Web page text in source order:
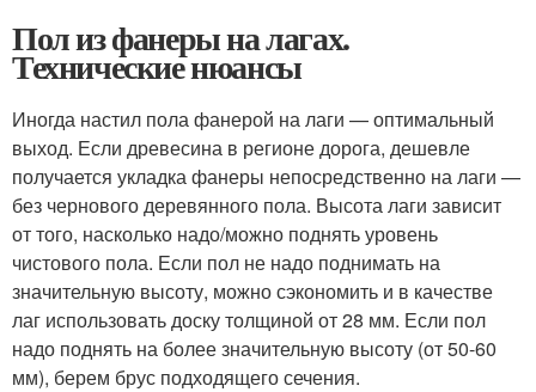
Пол из фанеры на лагах.
Технические нюансы
Иногда настил пола фанерой на лаги — оптимальный
выход. Если древесина в регионе дорога, дешевле
получается укладка фанеры непосредственно на лаги —
без чернового деревянного пола. Высота лаги зависит
от того, насколько надо/можно поднять уровень
чистового пола. Если пол не надо поднимать на
значительную высоту, можно сэкономить и в качестве
лаг использовать доску толщиной от 28 мм. Если пол
надо поднять на более значительную высоту (от 50-60
мм), берем брус подходящего сечения.